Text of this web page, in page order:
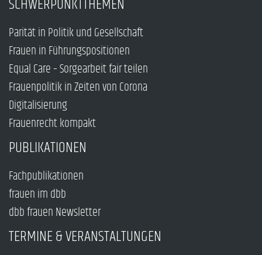
Parität in Politik und Gesellschaft
Frauen in Führungspositionen
Equal Care – Sorgearbeit fair teilen
Frauenpolitik in Zeiten von Corona
Digitalisierung
Frauenrecht kompakt
PUBLIKATIONEN
Fachpublikationen
frauen im dbb
dbb frauen Newsletter
TERMINE & VERANSTALTUNGEN